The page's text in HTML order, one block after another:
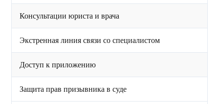
Консультации юриста и врача
Экстренная линия связи со специалистом
Доступ к приложению
Защита прав призывника в суде